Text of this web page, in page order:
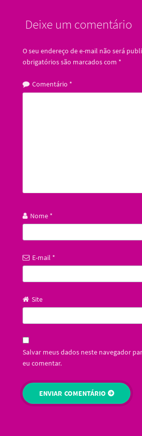
Deixe um comentário
O seu endereço de e-mail não será
obrigatórios são marcados com *
Comentário *
Nome *
E-mail *
Site
Salvar meus dados neste navegador
eu comentar.